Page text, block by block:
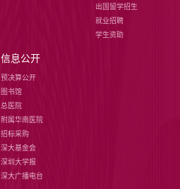
出国留学招生
就业招聘
学生资助
信息公开
预决算公开
图书馆
总医院
附属华南医院
招标采购
深大基金会
深圳大学报
深大广播电台